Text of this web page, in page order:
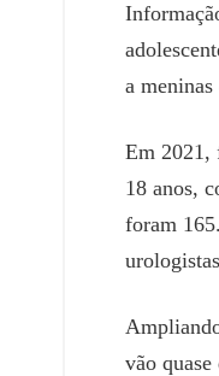
a
Em 2021,
18 anos,
foram
vão